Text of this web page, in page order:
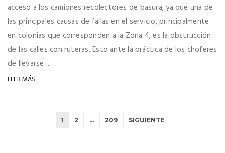
acceso a los camiones recolectores de basura, ya que una de
las principales causas de fallas en el servicio, principalmente
en colonias que corresponden a la Zona 4, es la obstrucción
de las calles con ruteras. Esto ante la práctica de los choferes
de llevarse ...
LEER MÁS
1 2 … 209 SIGUIENTE